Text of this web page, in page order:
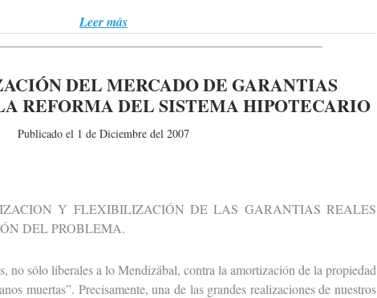
Leer más
DEL MERCADO DE GARANTIAS
REFORMA DEL SISTEMA HIPOTECARIO
Publicado el 1 de Diciembre del 2007
Y FLEXIBILIZACIÓN DE LAS GARANTIAS REALES
DEL PROBLEMA.
sólo liberales a lo Mendizábal, contra la amortización de la propiedad
muertas”. Precisamente, una de las grandes realizaciones de nuestros